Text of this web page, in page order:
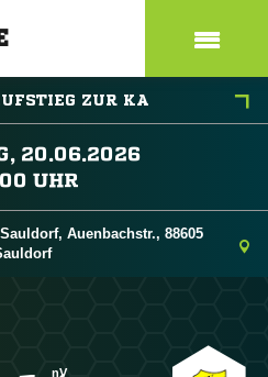
ZUR KA


Auenbachstr., 88605
nV